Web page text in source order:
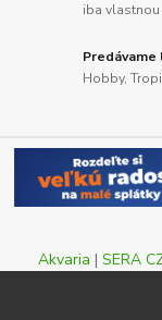
iba
Predávame
Hobby,
Akvaria | SERA